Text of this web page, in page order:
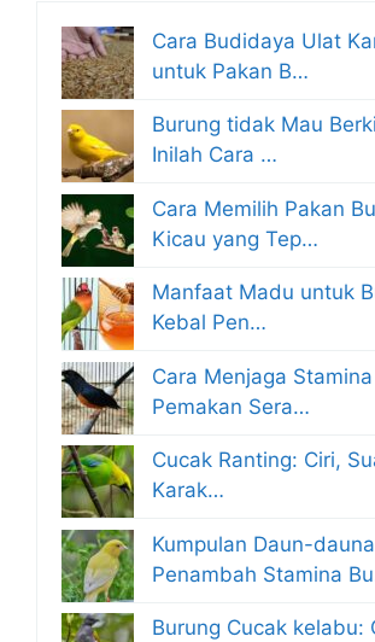
Cara Budidaya Ulat
untuk Pakan B…
Burung tidak Mau
Inilah Cara …
Cara Memilih Pakan
Kicau yang Tep…
Manfaat Madu untuk
Kebal Pen…
Cara Menjaga
Pemakan Sera…
Cucak Ranting: Ciri,
Karak…
Kumpulan Daun-
Penambah Stamina
Burung Cucak kelabu: